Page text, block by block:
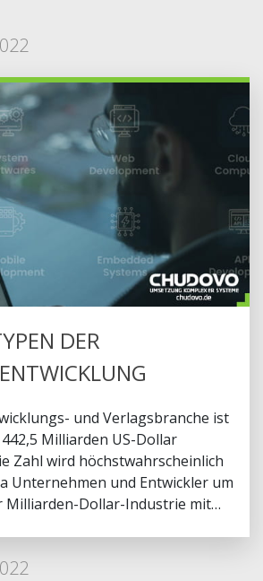
DER
und Verlagsbranche ist
Milliarden US-Dollar
Zahl wird höchstwahrscheinlich
Unternehmen und Entwickler um
Milliarden-Dollar-Industrie mit
Softwareentwicklung gut kennen.